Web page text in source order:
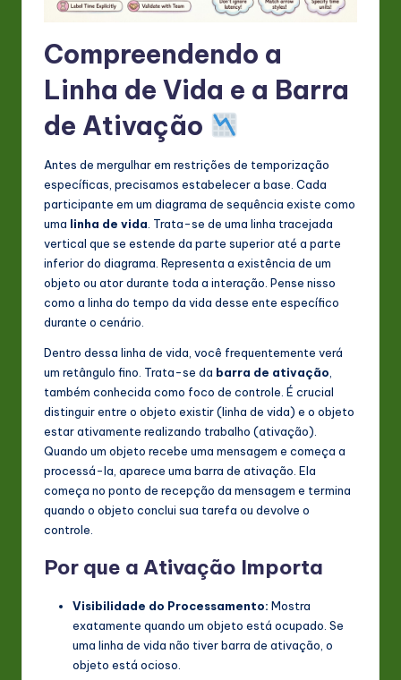
&
ft
w
In
o
ti
o
Compreendendo a
Linha de Vida e a Barra
de Ativação
Antes de mergulhar em restrições de temporização
específicas, precisamos estabelecer a base. Cada
participante em um diagrama de sequência existe como
uma linha de vida . Trata-se de uma linha tracejada
vertical que se estende da parte superior até a parte
inferior do diagrama. Representa a existência de um
objeto ou ator durante toda a interação. Pense nisso
como a linha do tempo da vida desse ente específico
durante o cenário.
Dentro dessa linha de vida, você frequentemente verá
um retângulo fino. Trata-se da barra de ativação
também conhecida como foco de controle. É crucial
distinguir entre o objeto existir (linha de vida) e o objeto
estar ativamente realizando trabalho (ativação).
Quando um objeto recebe uma mensagem e começa a
processá-la, aparece uma barra de ativação. Ela
começa no ponto de recepção da mensagem e termina
quando o objeto conclui sua tarefa ou devolve o
controle.
Por que a Ativação Importa
Visibilidade do Processamento: Mostra
exatamente quando um objeto está ocupado. Se
uma linha de vida não tiver barra de ativação, o
objeto está ocioso.